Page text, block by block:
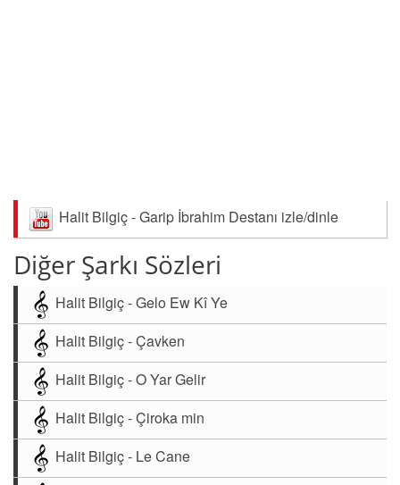
Halit Bilgiç - Garip İbrahim Destanı izle/dinle
Diğer Şarkı Sözleri
Halit Bilgiç - Gelo Ew Kî Ye
Halit Bilgiç - Çavken
Halit Bilgiç - O Yar Gelir
Halit Bilgiç - Çiroka min
Halit Bilgiç - Le Cane